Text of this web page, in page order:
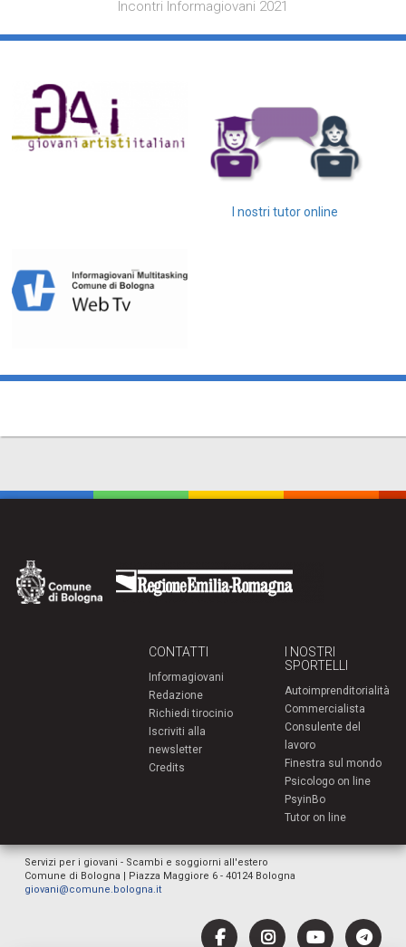
Incontri Informagiovani 2021
I nostri tutor online
CONTATTI
Informagiovani
Redazione
Richiedi tirocinio
Iscriviti alla
newsletter
Credits
I NOSTRI
SPORTELLI
Autoimprenditorialità
Commercialista
Consulente del
lavoro
Finestra sul mondo
Psicologo on line
PsyinBo
Tutor on line
Servizi per i giovani - Scambi e soggiorni all'estero
Comune di Bologna | Piazza Maggiore 6 - 40124 Bologna
giovani@comune.bologna.it